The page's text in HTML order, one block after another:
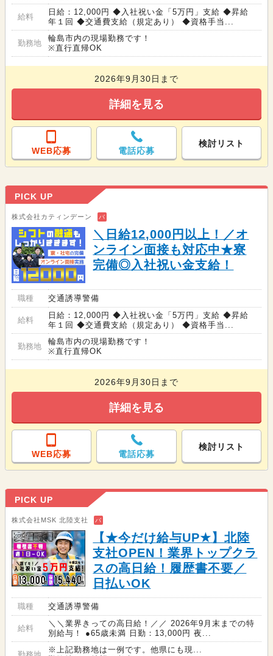
給料
日給：12,000円 ◆入社祝い金「5万円」支給 ◆昇給
年１回 ◆交通費支給（規定あり） ◆資格手当...
勤務地
輪島市内の現場勤務です！
※直行直帰OK
2026年9月30日まで
詳細を見る
WEB応募 電話応募
検討リスト
PICK UP
株式会社カティンデーン バ
＼日給12,000円以上！／オ
ンライン面接も対応中★寮
完備◎入社祝い金支給！
職種 交通誘導警備
給料
日給：12,000円 ◆入社祝い金「5万円」支給 ◆昇給
年１回 ◆交通費支給（規定あり） ◆資格手当...
勤務地
輪島市内の現場勤務です！
※直行直帰OK
2026年9月30日まで
詳細を見る
WEB応募 電話応募
検討リスト
PICK UP
株式会社MSK 北陸支社 バ
【★今だけ給与UP★】北陸
支社OPEN！業界トップクラ
スの高日給！履歴書不要／
日払いOK
職種 交通誘導警備
給料
＼＼業界きっての高日給！／／ 2026年9月末までの特
別給与！ ●65歳未満 日勤：13,000円 夜...
※上記勤務地は一例です。他県にも現...